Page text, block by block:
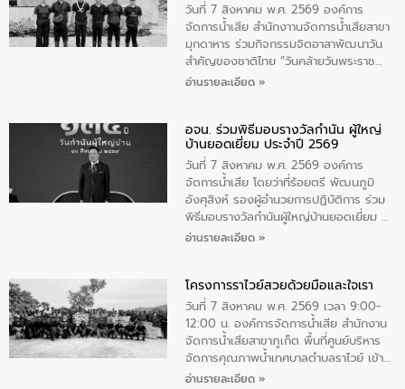
วันที่ 7 สิงหาคม พ.ศ. 2569 องค์การ
จัดการน้ำเสีย สำนักงาานจัดการน้ำเสียสาขา
มุกดาหาร ร่วมกิจกรรมจิตอาสาพัฒนาวัน
สําคัญของชาติไทย “วันคล้ายวันพระราช
สมภพ สมเด็จพระนางเจ้าสิริกิติ์พระบรม
ทิพย์คำ รองผู้ว่าราชการจังหวัดมุกดาหาร
เป็นประธานในพิธี ณ เรือนจําชั่วคราวนาโสก
ตําบลนาโสก อําเภอเมืองมุกดาหาร จังหวัด
มุกดาหาร โดยในกิจกรรมได้ร่วมปลูกป่า และ
ทําความสะอาดภายในบริเวณ จัดกิจกรรม
เพื่อถวายเป็นพระราชกุศล สมเด็จพระนาง
เจ้าสิริกิติ์พระบรมราชินีนาถ พระบรมราช
อ่านรายละเอียด »
อจน. ร่วมพิธีมอบรางวัลกำนัน ผู้ใหญ่
บ้านยอดเยี่ยม ประจำปี 2569
วันที่ 7 สิงหาคม พ.ศ. 2569 องค์การ
จัดการน้ำเสีย โดยว่าที่ร้อยตรี พัฒนภูมิ
อังศุสิงห์ รองผู้อำนวยการปฏิบัติการ ร่วม
พิธีมอบรางวัลกำนันผู้ใหญ่บ้านยอดเยี่ยม ณ
ทำเนียบรัฐบาล โดยมีนายอนุทิน ชาญวีรกูล
ทองคำและประกาศเกียรติคุณให้แก่ กำนัน
ผู้ใหญ่บ้านยอดเยี่ยม พร้อมกล่าวชื่นชม ให้
โอวาท และมอบนโยบาย
อ่านรายละเอียด »
โครงการราไวย์สวยด้วยมือและใจเรา
วันที่ 7 สิงหาคม พ.ศ. 2569 เวลา 9:00-
12:00 น. องค์การจัดการน้ำเสีย สำนักงาน
จัดการน้ำเสียสาขาภูเก็ต พื้นที่ศูนย์บริหาร
จัดการคุณภาพน้ำเทศบาลตำบลราไวย์ เข้า
ร่วมโครงการราไวย์สวยด้วยมือและใจเรา
อ่านรายละเอียด »